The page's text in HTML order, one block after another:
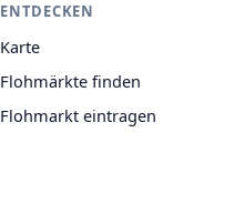
ENTDECKEN
Karte
Flohmärkte finden
Flohmarkt eintragen